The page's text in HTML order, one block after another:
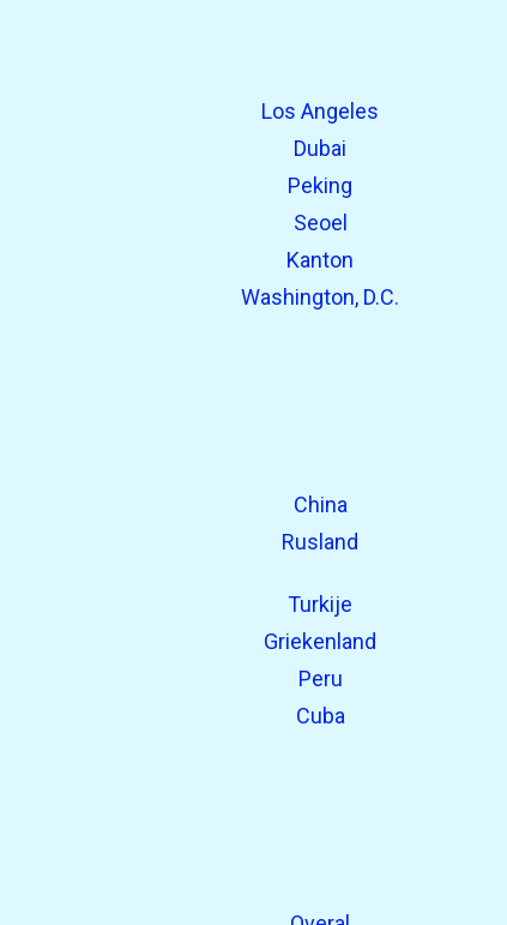
Los Angeles
Dubai
Peking
Seoel
Kanton
Washington, D.C.
China
Rusland
Turkije
Griekenland
Peru
Cuba